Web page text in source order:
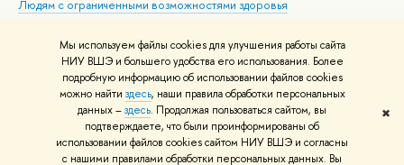
Мы используем файлы cookies для улучшения работы сайта
НИУ ВШЭ и большего удобства его использования. Более
подробную информацию об использовании файлов cookies
можно найти здесь, наши правила обработки персональных
данных –здесь. Продолжая пользоваться сайтом, вы
подтверждаете, что были проинформированы об
использовании файлов cookies сайтом НИУ ВШЭ и согласны
с нашими правилами обработки персональных данных. Вы
✖
Людям с ограниченными возможностями здоровья
Работа в Вышке
© НИУ ВШЭ 1993–2026 Адреса и контакты Условия использования
материалов Политика конфиденциальности Карта сайта